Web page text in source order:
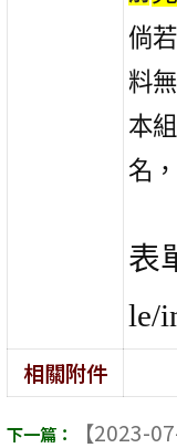
倘
料
本
名
表
le/
相關附件
【2023-